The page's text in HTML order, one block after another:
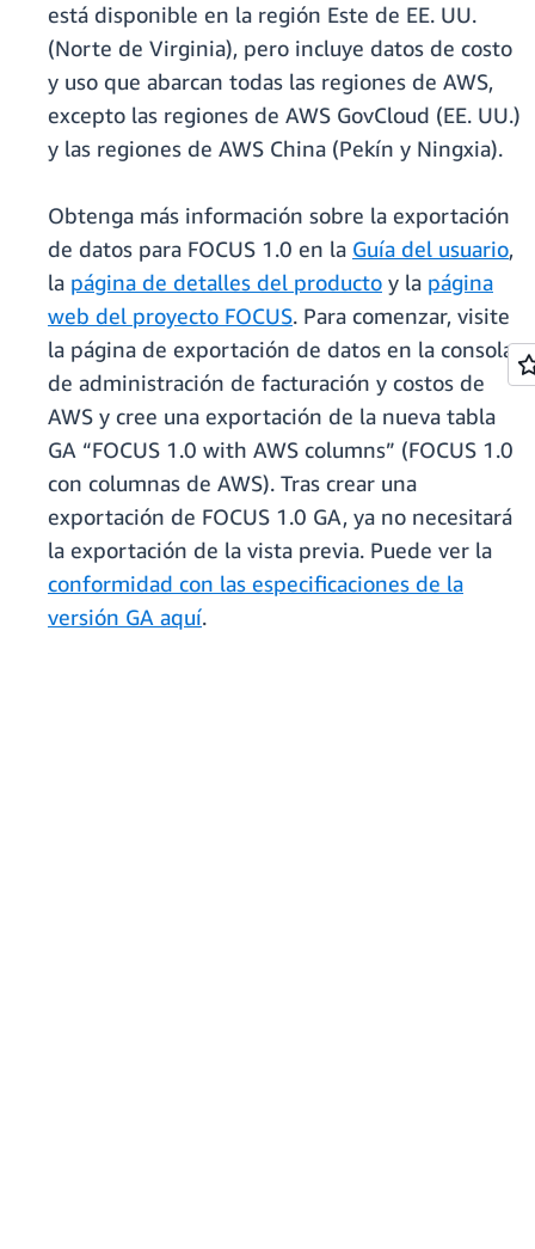
está disponible en la región Este de EE. UU.
(Norte de Virginia), pero incluye datos de costo
y uso que abarcan todas las regiones de AWS,
excepto las regiones de AWS GovCloud (EE. UU.)
y las regiones de AWS China (Pekín y Ningxia).
Obtenga más información sobre la exportación
de datos para FOCUS 1.0 en la Guía del usuario,
la página de detalles del producto y la página
web del proyecto FOCUS. Para comenzar, visite
la página de exportación de datos en la consola
de administración de facturación y costos de
AWS y cree una exportación de la nueva tabla
GA “FOCUS 1.0 with AWS columns” (FOCUS 1.0
con columnas de AWS). Tras crear una
exportación de FOCUS 1.0 GA, ya no necesitará
la exportación de la vista previa. Puede ver la
conformidad con las especificaciones de la
versión GA aquí.